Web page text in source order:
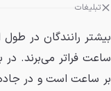
تبلیغات
بر ساعت است و در